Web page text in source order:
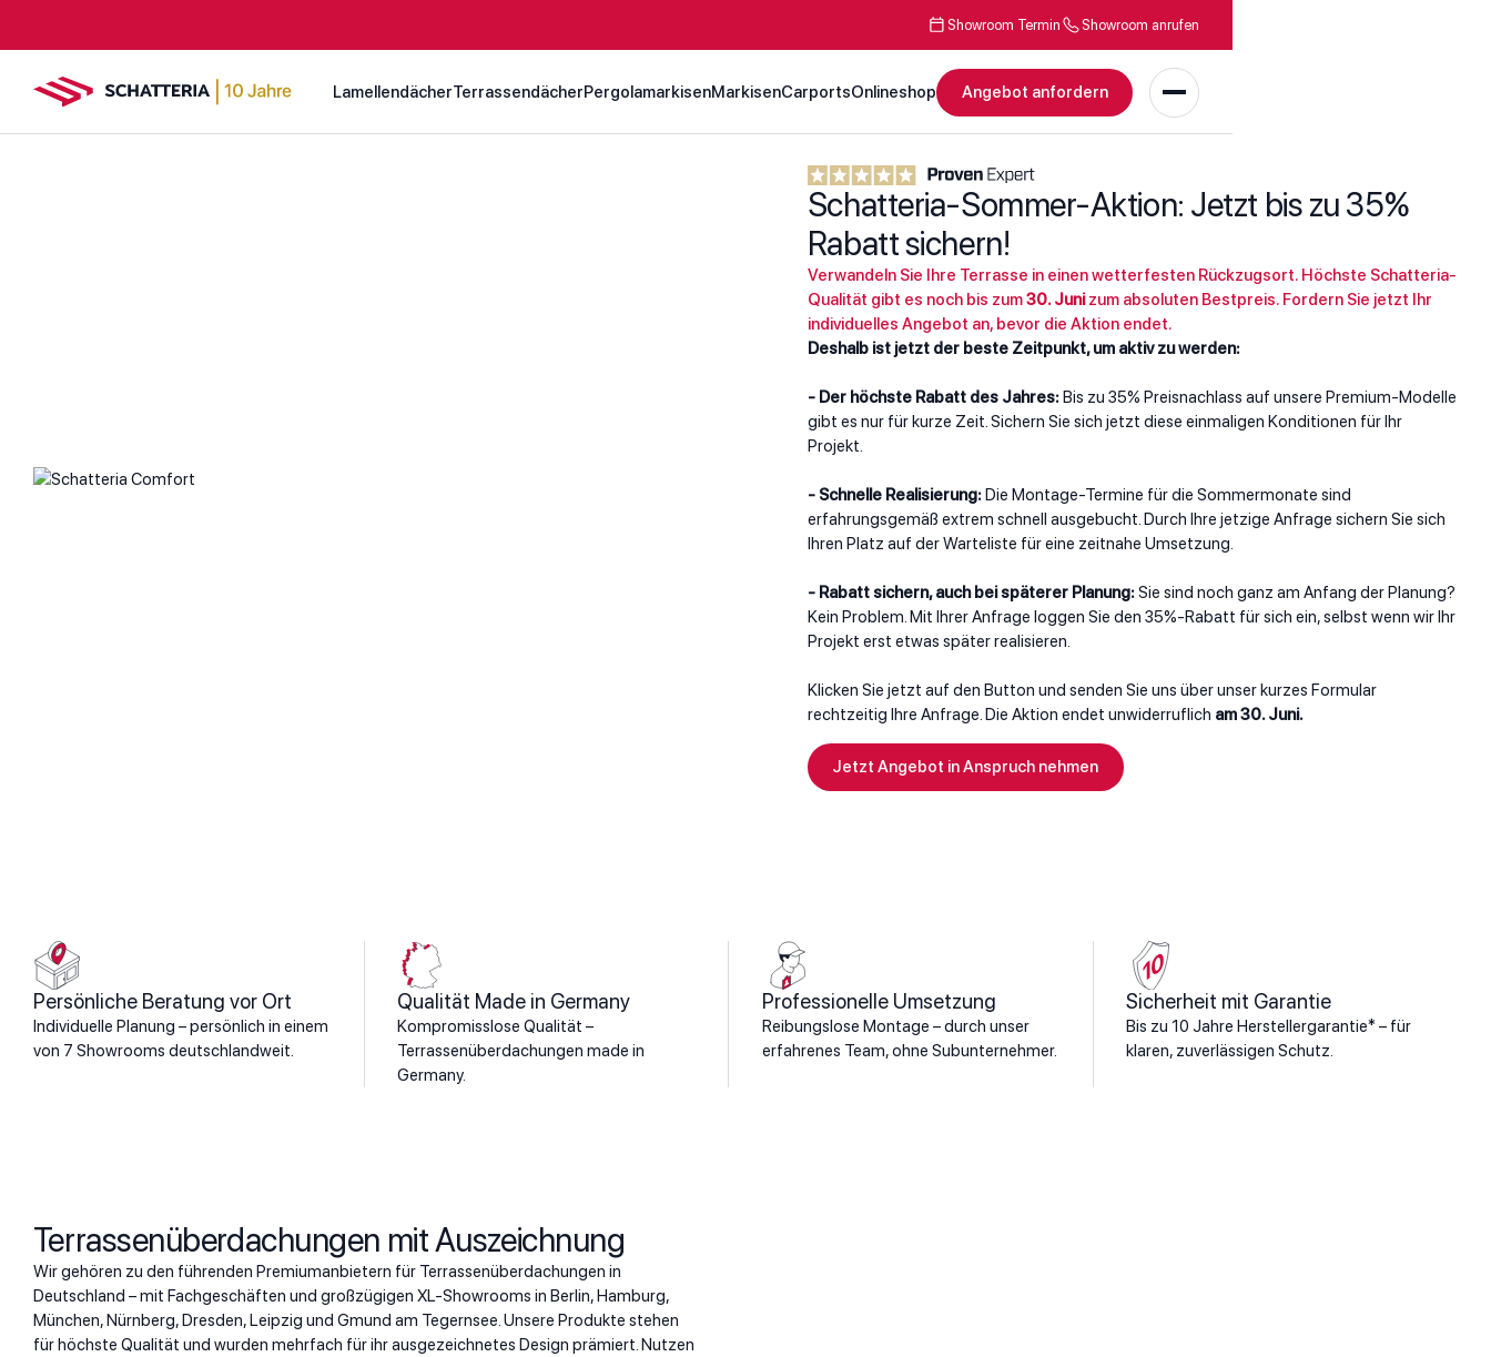
Showroom Termin Showroom anrufen
LamellendächerTerrassendächerPergolamarkisenMarkisenCarportsOnlineshop Angebot anfordern
Schatteria-Sommer-Aktion: Jetzt bis zu 35%
Rabatt sichern!
Verwandeln Sie Ihre Terrasse in einen wetterfesten Rückzugsort. Höchste Schatteria-
Qualität gibt es noch bis zum30. Junizum absoluten Bestpreis. Fordern Sie jetzt Ihr
individuelles Angebot an, bevor die Aktion endet.
Deshalb ist jetzt der beste Zeitpunkt, um aktiv zu werden:
- Der höchste Rabatt des Jahres:Bis zu 35% Preisnachlass auf unsere Premium-Modelle
gibt es nur für kurze Zeit. Sichern Sie sich jetzt diese einmaligen Konditionen für Ihr
Projekt.
- Schnelle Realisierung:Die Montage-Termine für die Sommermonate sind
erfahrungsgemäß extrem schnell ausgebucht. Durch Ihre jetzige Anfrage sichern Sie sich
Ihren Platz auf der Warteliste für eine zeitnahe Umsetzung.
- Rabatt sichern, auch bei späterer Planung:Sie sind noch ganz am Anfang der Planung?
Kein Problem. Mit Ihrer Anfrage loggen Sie den 35%-Rabatt für sich ein, selbst wenn wir Ihr
Projekt erst etwas später realisieren.
Klicken Sie jetzt auf den Button und senden Sie uns über unser kurzes Formular
rechtzeitig Ihre Anfrage. Die Aktion endet unwiderruflich am 30. Juni.
Jetzt Angebot in Anspruch nehmen
Persönliche Beratung vor Ort
Individuelle Planung – persönlich in einem
von 7 Showrooms deutschlandweit.
Qualität Made in Germany
Kompromisslose Qualität –
Terrassenüberdachungen made in
Germany.
Professionelle Umsetzung
Reibungslose Montage – durch unser
erfahrenes Team, ohne Subunternehmer.
Sicherheit mit Garantie
Bis zu 10 Jahre Herstellergarantie* – für
klaren, zuverlässigen Schutz.
Terrassenüberdachungen mit Auszeichnung
Wir gehören zu den führenden Premiumanbietern für Terrassenüberdachungen in
Deutschland – mit Fachgeschäften und großzügigen XL-Showrooms in Berlin, Hamburg,
München, Nürnberg, Dresden, Leipzig und Gmund am Tegernsee. Unsere Produkte stehen
für höchste Qualität und wurden mehrfach für ihr ausgezeichnetes Design prämiert. Nutzen